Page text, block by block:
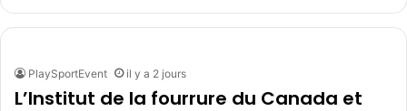
PlaySportEvent il y a 2 jours
L’Institut de la fourrure du Canada et